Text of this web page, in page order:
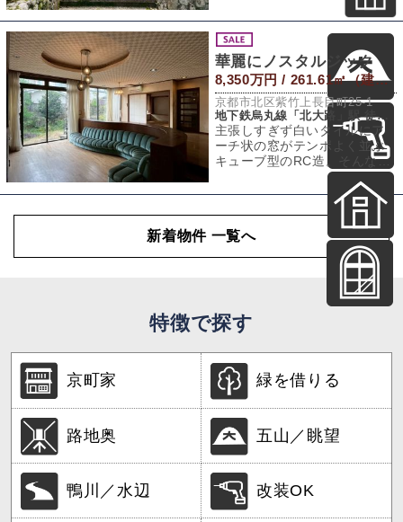
たそうで、現在も
華麗にノスタルジック
8,350万円 / 261.61㎡（建物） 257.85㎡（敷地）
京都市北区紫竹上長目町25-1
地下鉄烏丸線「北大路」駅 徒歩14分
主張しすぎず白いタイルにア
ーチ状の窓がテンポよく並ぶ
キューブ型のRC造。そんな外
観と間取図との組み合わせか
ら、内装が少し
新着物件 一覧へ
特徴で探す
京町家 緑を借りる
路地奥 五山／眺望
鴨川／水辺 改装OK